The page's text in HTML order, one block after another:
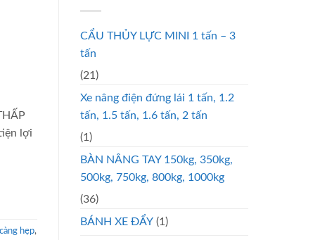
lợi
hẹp,
CẨU THỦY LỰC MINI 1 tấn – 3
tấn
(21)
Xe nâng điện đứng lái 1 tấn, 1.2
tấn, 1.5 tấn, 1.6 tấn, 2 tấn
(1)
BÀN NÂNG TAY 150kg, 350kg,
500kg, 750kg, 800kg, 1000kg
(36)
BÁNH XE ĐẨY (1)